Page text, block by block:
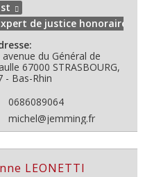
de justice honoraire
avenue du Général de
67000 STRASBOURG,
- Bas-Rhin
0686089064
michel@jemming.fr
LEONETTI